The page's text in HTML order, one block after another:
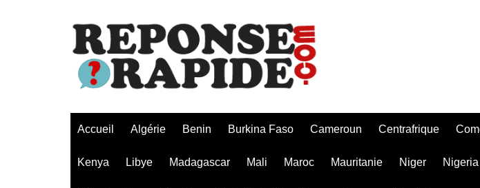
Accueil Algérie Benin Burkina Faso Cameroun Centrafrique
Kenya Libye Madagascar Mali Maroc Mauritanie Niger Nigeria